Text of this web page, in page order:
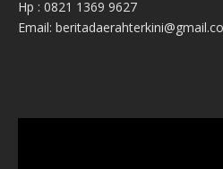
Hp : 0821 1369 9627
Email: